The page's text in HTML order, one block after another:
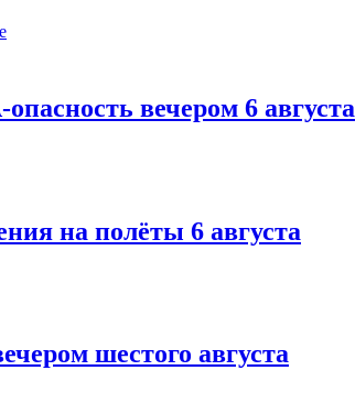
вечером 6 августа
на полёты 6 августа
шестого августа